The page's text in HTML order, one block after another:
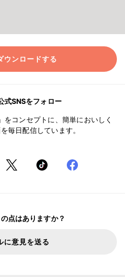
ウンロードする
式SNSをフォロー
をコンセプトに、簡単においしく
毎日配信しています。
点はありますか？
に意見を送る